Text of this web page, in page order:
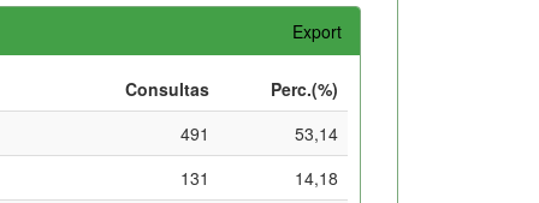
Export
Consultas
Perc.(%)
491
53,14
131
14,18